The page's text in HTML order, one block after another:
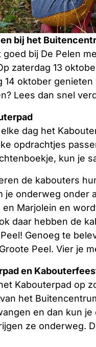
bij het
bij De Pelen
zaterdag 13
14 oktober
Lees dan snel
dag het
opdrachtjes
kun je
de kabouters
je onderweg
en Marjolein en
daar hebben de
Genoeg te
Peel. Vier je
en
Kabouterpad op
het
en dan kun
ze onderweg.